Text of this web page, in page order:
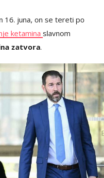
16. juna, on se tereti po
ketamina slavnom
zatvora.